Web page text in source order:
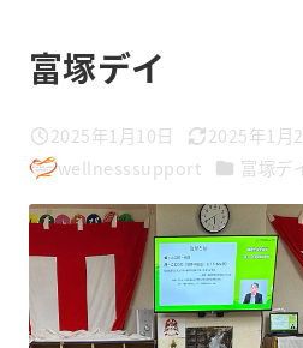
️富塚デイ
投稿日
2025年1月10日
更新日
2025年1月
著
者
wellnesssupport カテゴリー
富塚デ